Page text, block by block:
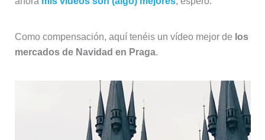
Como compensación, aquí tenéis un vídeo mejor de los
mercados de Navidad en Praga.